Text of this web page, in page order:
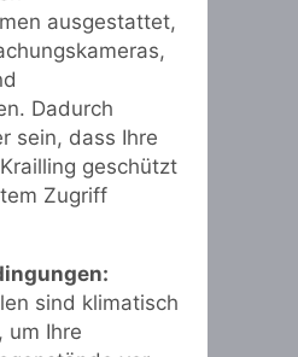
ausgestattet,
Dadurch
sein, dass Ihre
geschützt
Zugriff
sind klimatisch
um Ihre